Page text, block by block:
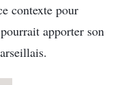
contexte pour
apporter son